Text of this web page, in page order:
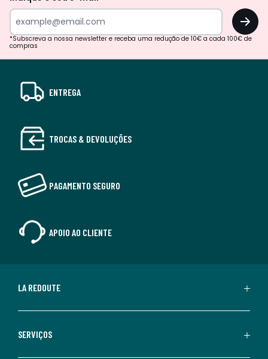
OK
*Subscreva a nossa newsletter e receba uma redução de 10€ a cada 100€ de
compras
ENTREGA
TROCAS & DEVOLUÇÕES
PAGAMENTO SEGURO
APOIO AO CLIENTE
LA REDOUTE
SERVIÇOS